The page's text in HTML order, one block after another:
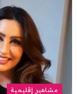
مشاهير إقليمية